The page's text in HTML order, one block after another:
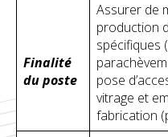
Finalité
du poste
Assurer de
production
spécifiques
pose
vitrage et
fabrication